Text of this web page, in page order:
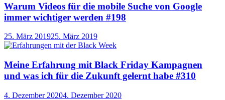
Warum Videos für die mobile Suche von Google
immer wichtiger werden #198
25. März 201925. März 2019
Meine Erfahrung mit Black Friday Kampagnen
und was ich für die Zukunft gelernt habe #310
4. Dezember 20204. Dezember 2020